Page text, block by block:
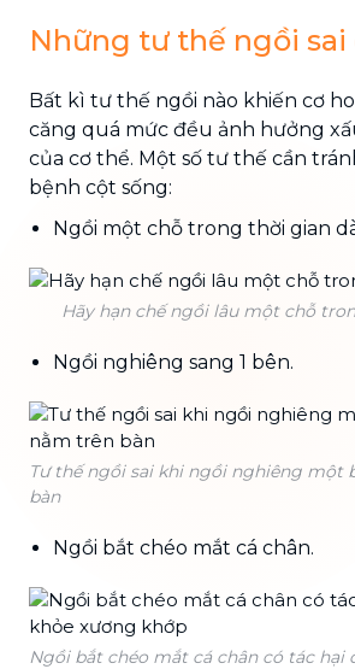
Những tư thế ngồi sai
Bất kì tư thế ngồi nào khiến cơ
căng quá mức đều ảnh hưởng
của cơ thể. Một số tư thế cần
bệnh cột sống:
Ngồi một chỗ trong thời gian
Hãy hạn chế ngồi lâu một chỗ
Ngồi nghiêng sang 1 bên.
Tư thế ngồi sai khi ngồi nghiêng một
bàn
Ngồi bắt chéo mắt cá chân.
Ngồi bắt chéo mắt cá chân có tác hại